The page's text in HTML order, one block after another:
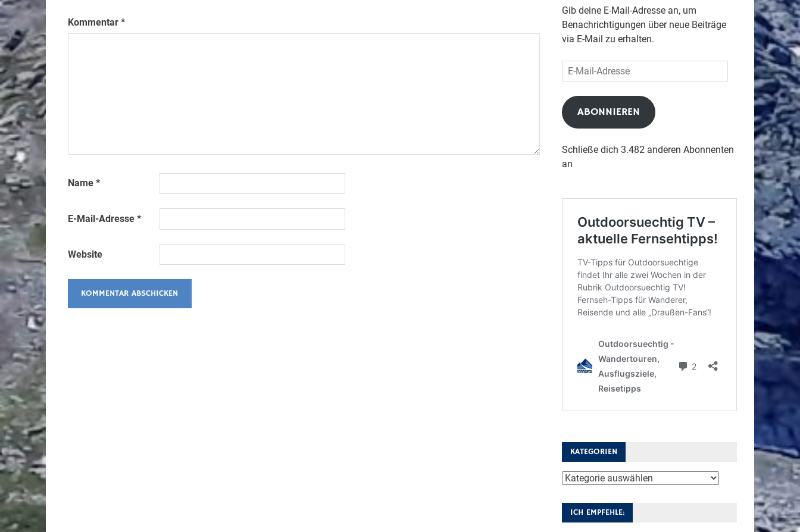
Kommentar *
Name *
E-Mail-Adresse *
Website
Gib deine E-Mail-Adresse an, um
Benachrichtigungen über neue Beiträge
via E-Mail zu erhalten.
E-
Mail-
Adresse
ABONNIEREN
Schließe dich 3.482 anderen Abonnenten
an
KATEGORIEN
Kategorien
ICH EMPFEHLE: